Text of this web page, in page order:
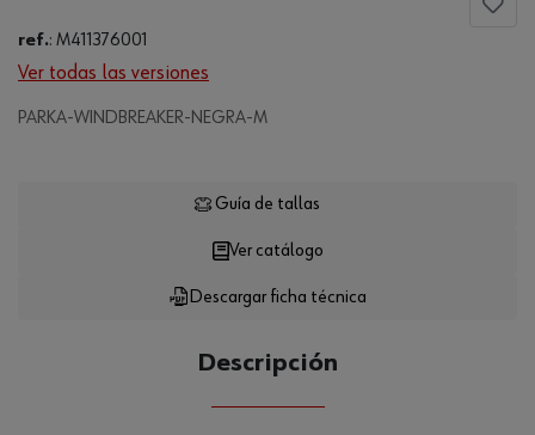
ref.: M411376001
Ver todas las versiones
PARKA-WINDBREAKER-NEGRA-M
Loading...
Descargar ficha técnica
Ver catálogo
Guía de tallas
Descripción